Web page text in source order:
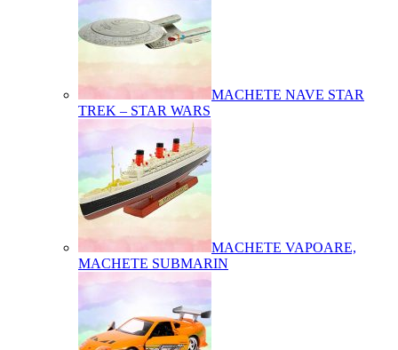
MACHETE NAVE STAR
TREK – STAR WARS
MACHETE VAPOARE,
MACHETE SUBMARIN